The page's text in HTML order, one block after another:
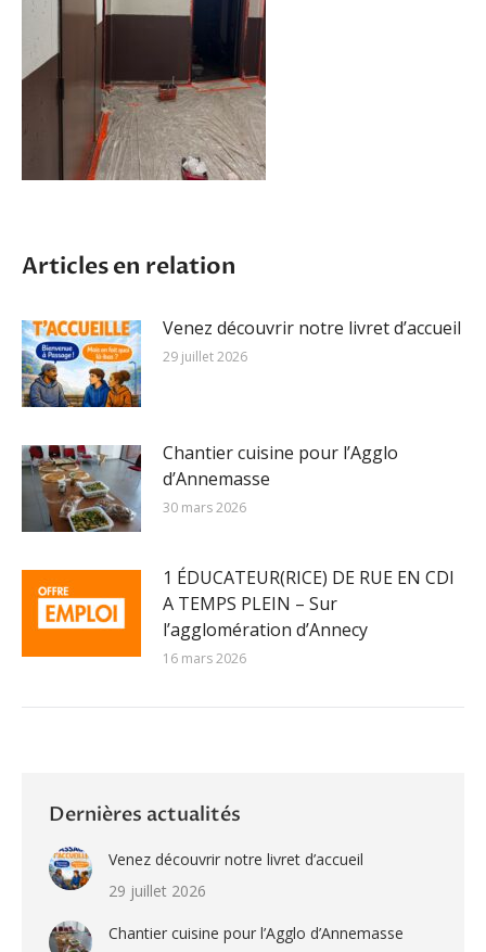
Articles en relation
Venez découvrir notre livret d’accueil
29 juillet 2026
Chantier cuisine pour l’Agglo
d’Annemasse
30 mars 2026
1 ÉDUCATEUR(RICE) DE RUE EN CDI
A TEMPS PLEIN – Sur
l’agglomération d’Annecy
16 mars 2026
Dernières actualités
Venez découvrir notre livret d’accueil
29 juillet 2026
Chantier cuisine pour l’Agglo d’Annemasse